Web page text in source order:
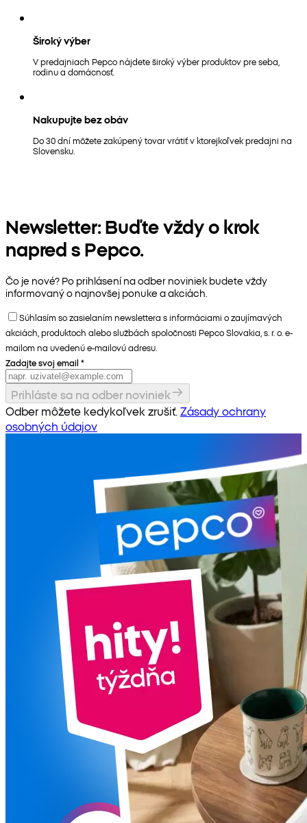
Široký výber
V predajniach Pepco nájdete široký výber produktov pre seba,
rodinu a domácnosť.
Nakupujte bez obáv
Do 30 dní môžete zakúpený tovar vrátiť v ktorejkoľvek predajni na
Slovensku.
Newsletter: Buďte vždy o krok
napred s Pepco.
Čo je nové? Po prihlásení na odber noviniek budete vždy
informovaný o najnovšej ponuke a akciách.
Súhlasím so zasielaním newslettera s informáciami o zaujímavých
akciách, produktoch alebo službách spoločnosti Pepco Slovakia, s. r. o. e-
mailom na uvedenú e-mailovú adresu.
Zadajte svoj email *
Prihláste sa na odber noviniek
Odber môžete kedykoľvek zrušiť.Zásady ochrany
osobných údajov